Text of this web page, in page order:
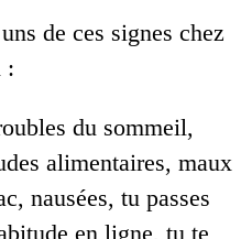
de ces signes chez
:
du sommeil,
alimentaires, maux
nausées, tu passes
en ligne, tu te